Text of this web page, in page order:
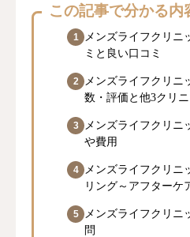
この記事で分かる内
メンズライフクリニ
ミと良い口コミ
メンズライフクリニ
数・評価と他3クリ
メンズライフクリニ
や費用
メンズライフクリニ
リング～アフターケ
メンズライフクリニ
問